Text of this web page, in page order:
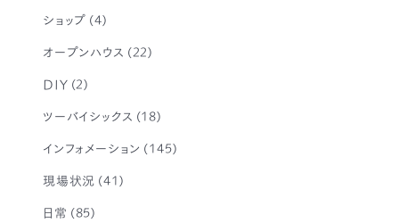
ショップ (4)
オープンハウス (22)
DIY (2)
ツーバイシックス (18)
インフォメーション (145)
現場状況 (41)
日常 (85)